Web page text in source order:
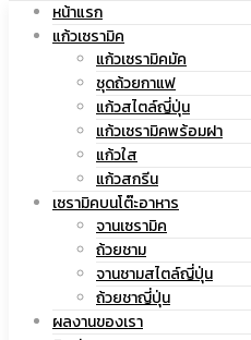
สกรีน
โลโก้
หน้าแรก
แก้วเซรามิค
แก้วเซรามิคมัค
ชุดถ้วยกาแฟ
แก้วสไตล์ญี่ปุ่น
แก้วเซรามิคพร้อมฝา
แก้วใส
แก้วสกรีน
เซรามิคบนโต๊ะอาหาร
จานเซรามิค
ถ้วยชาม
จานชามสไตล์ญี่ปุ่น
ถ้วยชาญี่ปุ่น
ผลงานของเรา